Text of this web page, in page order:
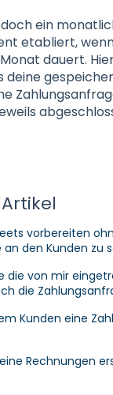
ein
etabliert,
dauert.
deine
vorbereiten
den Kunden zu
die von mir
die
Kunden eine
Rechnungen